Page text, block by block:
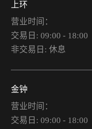
上环
营业时间：
交易日: 09:00 - 18:00
非交易日: 休息
金钟
营业时间：
交易日: 09:00 - 18:00